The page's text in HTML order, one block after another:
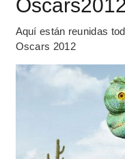
Aquí están reunidas
Oscars 2012